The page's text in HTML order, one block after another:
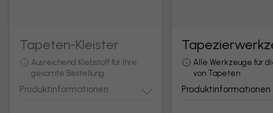
Tapeten-Kleister
Ausreichend Klebstoff für Ihre
gesamte Bestellung
Produktinformationen
Alle Werkzeuge für
von Tapeten
Produktinformationen